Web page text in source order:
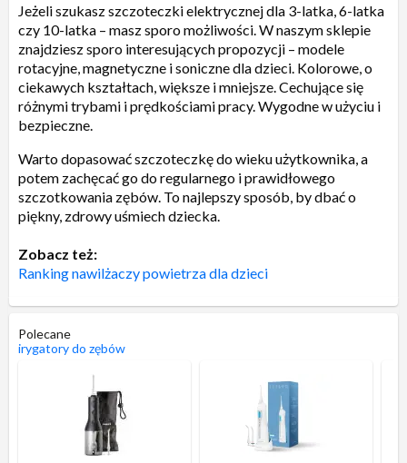
Jeżeli szukasz szczoteczki elektrycznej dla 3-latka, 6-latka
czy 10-latka – masz sporo możliwości. W naszym sklepie
znajdziesz sporo interesujących propozycji – modele
rotacyjne, magnetyczne i soniczne dla dzieci. Kolorowe, o
ciekawych kształtach, większe i mniejsze. Cechujące się
różnymi trybami i prędkościami pracy. Wygodne w użyciu i
bezpieczne.
Warto dopasować szczoteczkę do wieku użytkownika, a
potem zachęcać go do regularnego i prawidłowego
szczotkowania zębów. To najlepszy sposób, by dbać o
piękny, zdrowy uśmiech dziecka.
Zobacz też:
Ranking nawilżaczy powietrza dla dzieci
Polecane
irygatory do zębów